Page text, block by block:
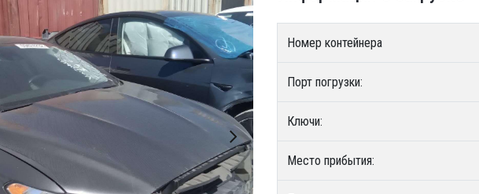
Номер контейнера
Порт погрузки:
Ключи:
Место прибытия: